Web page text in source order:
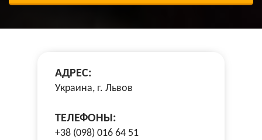
АДРЕС:
Украина, г. Львов
ТЕЛЕФОНЫ:
+38 (098) 016 64 51